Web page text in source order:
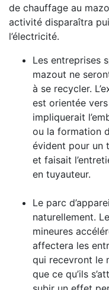
de chauffage au
activité disparaîtra
l’électricité.
Les entreprises
mazout ne
à se recycler.
est orientée
impliquerait
ou la formation
évident pour un
et faisait
en tuyauteur.
Le parc
naturellement.
mineures
affectera les
qui recevront le
que ce qu’ils